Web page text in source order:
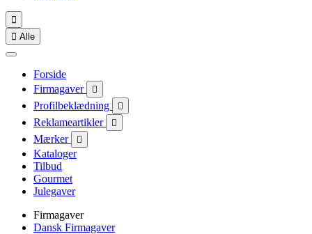

 Alle
Forside
Firmagaver

Profilbeklædning 
Reklameartikler 
Mærker 
Kataloger
Tilbud
Gourmet
Julegaver
Firmagaver
Dansk Firmagaver